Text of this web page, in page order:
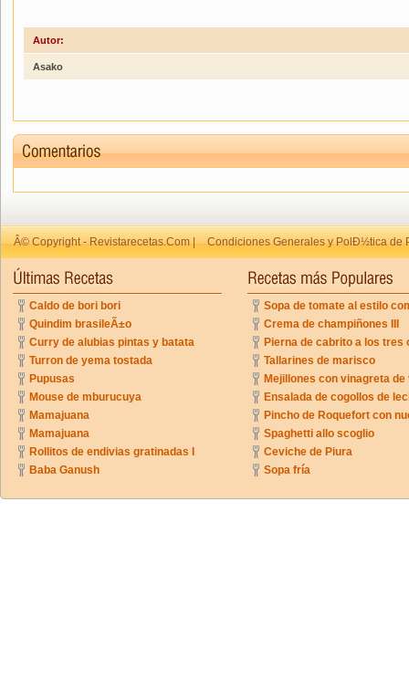
Autor:
Asako
Â© Copyright - Revistarecetas.Com | Condiciones Generales y PolÐ½tica de
Caldo de bori bori
Quindim brasileÃ±o
Curry de alubias pintas y batata
Turron de yema tostada
Pupusas
Mouse de mburucuya
Mamajuana
Mamajuana
Rollitos de endivias gratinadas I
Baba Ganush
Sopa de tomate al estilo
Crema de champiñones III
Pierna de cabrito a los tres
Tallarines de marisco
Mejillones con vinagreta
Ensalada de cogollos de
Pincho de Roquefort con
Spaghetti allo scoglio
Ceviche de Piura
Sopa fría